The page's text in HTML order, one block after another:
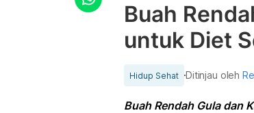
Buah
untuk Diet
Hidup Sehat Ditinjau oleh
Buah Rendah Gula dan